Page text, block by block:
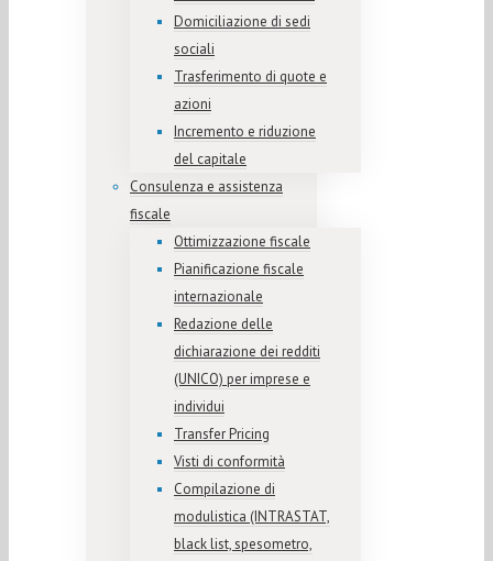
Domiciliazione di sedi
sociali
Trasferimento di quote e
azioni
Incremento e riduzione
del capitale
Consulenza e assistenza
fiscale
Ottimizzazione fiscale
Pianificazione fiscale
internazionale
Redazione delle
dichiarazione dei redditi
(UNICO) per imprese e
individui
Transfer Pricing
Visti di conformità
Compilazione di
modulistica (INTRASTAT,
black list, spesometro,